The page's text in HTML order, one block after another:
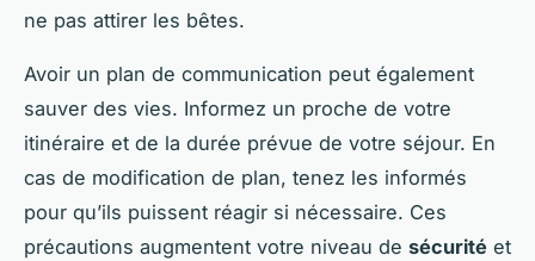
ne pas attirer les bêtes.
Avoir un plan de communication peut également
sauver des vies. Informez un proche de votre
itinéraire et de la durée prévue de votre séjour. En
cas de modification de plan, tenez les informés
pour qu’ils puissent réagir si nécessaire. Ces
précautions augmentent votre niveau de sécurité et